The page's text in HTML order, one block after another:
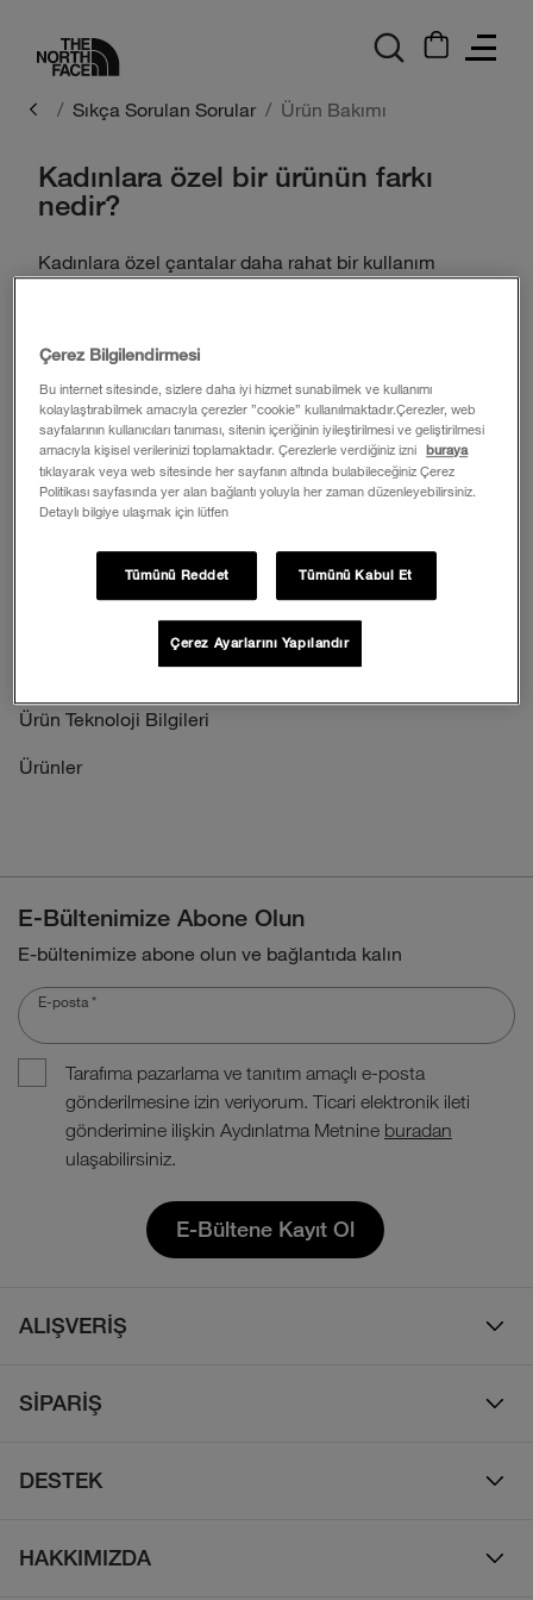
Sıkça Sorulan Sorular Ürün Bakımı
Yardım Merkezi
İletişim
Ürün Bakımı
İşlem Rehberi
Sıkça Sorulan Sorular
Ürün Teknoloji Bilgileri
Ürünler
Kadınlara özel bir ürünün farkı
nedir?
Kadınlara özel çantalar daha rahat bir kullanım
veya askı kesimi).
E-Bültenimize Abone Olun
E-bültenimize abone olun ve bağlantıda kalın
E-posta *
Tarafıma pazarlama ve tanıtım amaçlı e-posta
gönderilmesine izin veriyorum. Ticari elektronik ileti
gönderimine ilişkin Aydınlatma Metnine buradan
ulaşabilirsiniz.
E-Bültene Kayıt Ol
ALIŞVERİŞ
Çocuk
Ayakkabı
SİPARİŞ
İade Politikası
DESTEK
HAKKIMIZDA
Çerez Bilgilendirmesi
Bu internet sitesinde, sizlere daha iyi hizmet sunabilmek ve kullanımı
kolaylaştırabilmek amacıyla çerezler ”cookie” kullanılmaktadır.Çerezler, web
sayfalarının kullanıcıları tanıması, sitenin içeriğinin iyileştirilmesi ve geliştirilmesi
amacıyla kişisel verilerinizi toplamaktadır. Çerezlerle verdiğiniz izni
buraya
tıklayarak veya web sitesinde her sayfanın altında bulabileceğiniz Çerez
Politikası sayfasında yer alan bağlantı yoluyla her zaman düzenleyebilirsiniz.
Detaylı bilgiye ulaşmak için lütfen
Tümünü Reddet Tümünü Kabul Et
Çerez Ayarlarını Yapılandır